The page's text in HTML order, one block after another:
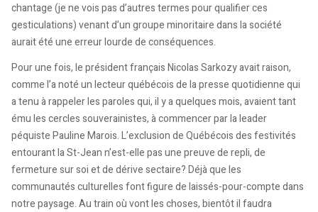
chantage (je ne vois pas d’autres termes pour qualifier ces
gesticulations) venant d’un groupe minoritaire dans la société
aurait été une erreur lourde de conséquences.
Pour une fois, le président français Nicolas Sarkozy avait raison,
comme l’a noté un lecteur québécois de la presse quotidienne qui
a tenu à rappeler les paroles qui, il y a quelques mois, avaient tant
ému les cercles souverainistes, à commencer par la leader
péquiste Pauline Marois. L’exclusion de Québécois des festivités
entourant la St-Jean n’est-elle pas une preuve de repli, de
fermeture sur soi et de dérive sectaire? Déjà que les
communautés culturelles font figure de laissés-pour-compte dans
notre paysage. Au train où vont les choses, bientôt il faudra